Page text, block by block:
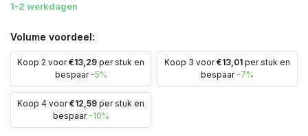
1-2 werkdagen
Volume voordeel:
Koop 2 voor€13,29 per stuk en
bespaar -5%
Koop 3 voor€13,01 per stuk en
bespaar -7%
Koop 4 voor€12,59 per stuk en
bespaar -10%